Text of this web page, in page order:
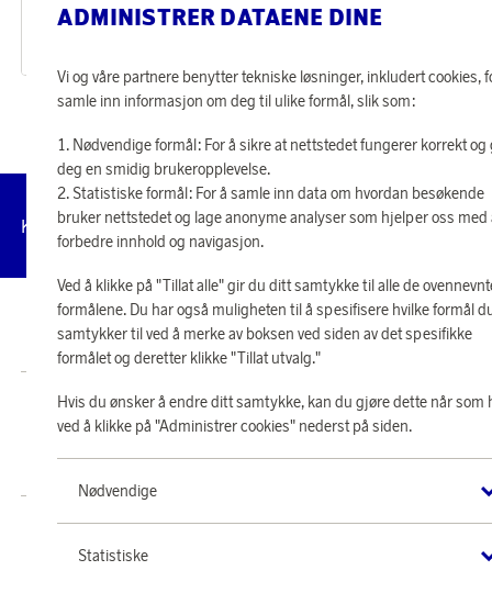
Juletrebelysning Anders
ADMINISTRER DATAENE DINE
Vi og våre partnere benytter tekniske løsninger, inkludert cookies,
samle inn informasjon om deg til ulike formål, slik som:
Nødvendige formål: For å sikre at nettstedet fungerer korrekt og
deg en smidig brukeropplevelse.
Statistiske formål: For å samle inn data om hvordan besøkende
bruker nettstedet og lage anonyme analyser som hjelper oss med
forbedre innhold og navigasjon.
Ved å klikke på "Tillat alle" gir du ditt samtykke til alle de
formålene. Du har også muligheten til å spesifisere hvilke formål
samtykker til ved å merke av boksen ved siden av det spesifikke
formålet og deretter klikke "Tillat utvalg."
Hvis du ønsker å endre ditt samtykke, kan du gjøre dette når som
ved å klikke på "Administrer cookies" nederst på siden.
Nødvendige
Statistiske
Kundeservice Vilkår Personvernpolicy
Administrer
© 2026 Scandinavian Airlines System-Denmark-Norway-Sweden, org.nr
902001-7720, 195 87 Stockholm
Butikk SAS EuroBonus drives av Crossroads Loyalty Solutions AS (Postboks
331 Skøyen NO-0213 Oslo).